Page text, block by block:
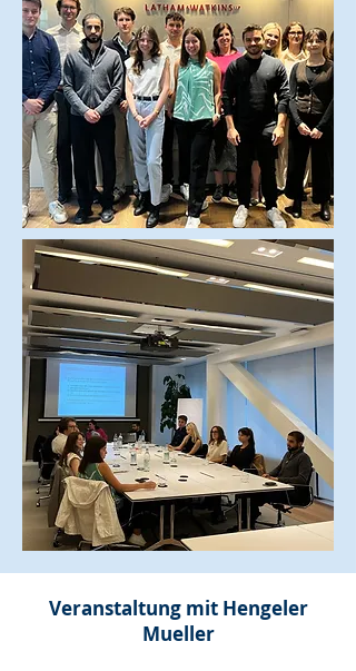
Veranstaltung mit Hengeler
Mueller